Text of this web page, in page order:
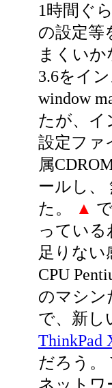
1時間ぐ
の設定等
まくいか
3.6をイ
window
たが、イ
設定ファ
属
ールし、
た。
▲
ってい
足りない
CPU
のマシン
で、新し
ThinkPad
だろう。